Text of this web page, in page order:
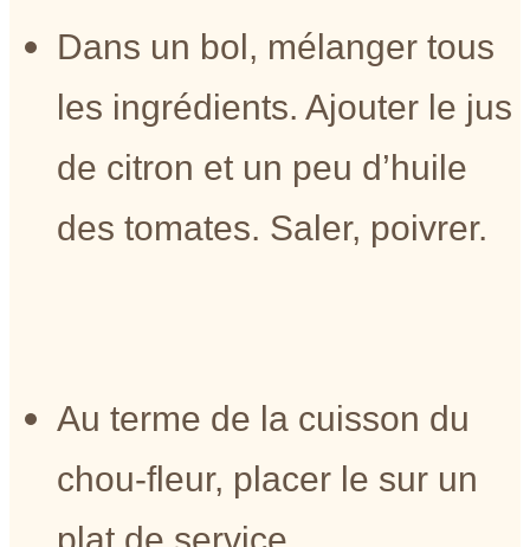
Dans un bol, mélanger tous
les ingrédients. Ajouter le jus
de citron et un peu d’huile
des tomates. Saler, poivrer.
Au terme de la cuisson du
chou-fleur, placer le sur un